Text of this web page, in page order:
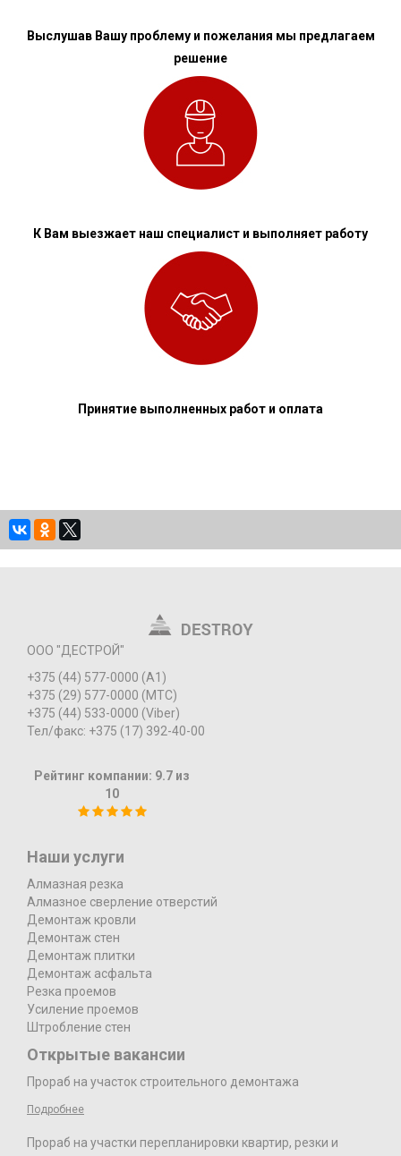
Выслушав Вашу проблему и пожелания мы предлагаем
решение
К Вам выезжает наш специалист и выполняет работу
Принятие выполненных работ и оплата
ООО "ДЕСТРОЙ"
+375 (44) 577-0000 (А1)
+375 (29) 577-0000 (МТС)
+375 (44) 533-0000 (Viber)
Тел/факс: +375 (17) 392-40-00
Рейтинг компании: 9.7 из
10
Наши услуги
Алмазная резка
Алмазное сверление отверстий
Демонтаж кровли
Демонтаж стен
Демонтаж плитки
Демонтаж асфальта
Резка проемов
Усиление проемов
Штробление стен
Открытые вакансии
Прораб на участок строительного демонтажа
Подробнее
Прораб на участки перепланировки квартир, резки и